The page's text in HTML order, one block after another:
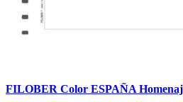
FILOBER Color ESPAÑA